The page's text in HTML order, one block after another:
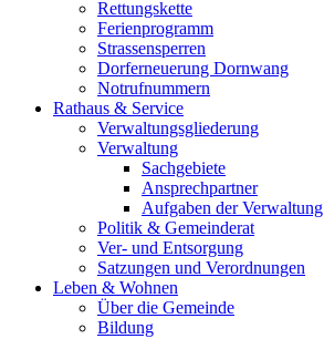
Rettungskette
Ferienprogramm
Strassensperren
Dorferneuerung Dornwang
Notrufnummern
Rathaus & Service
Verwaltungsgliederung
Verwaltung
Sachgebiete
Ansprechpartner
Aufgaben der Verwaltung
Politik & Gemeinderat
Ver- und Entsorgung
Satzungen und Verordnungen
Leben & Wohnen
Über die Gemeinde
Bildung